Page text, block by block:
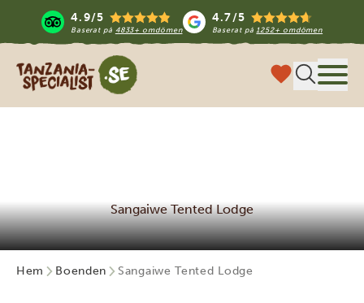
4.9/5
Baserat på 4833+ omdömen
4.7/5
Baserat på1252+ omdömen
Tanzania Specialist
Sangaiwe Tented Lodge
Hem Boenden Sangaiwe Tented Lodge